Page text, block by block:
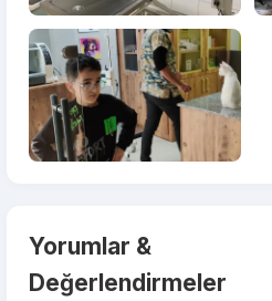
Yorumlar &
Değerlendirmeler